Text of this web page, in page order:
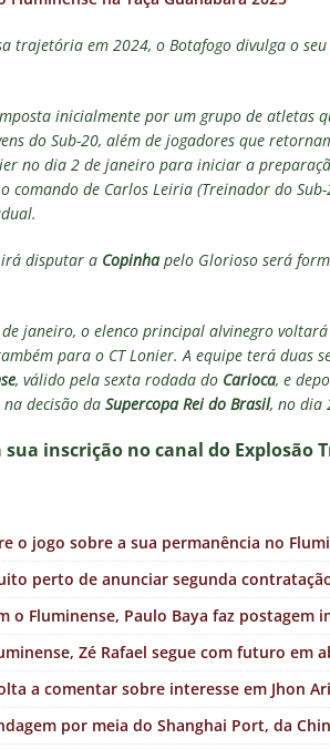
trajetória em 2024, o Botafogo divulga o
inicialmente por um grupo de atletas
do Sub-20, além de jogadores que
no dia 2 de janeiro para iniciar a
comando de Carlos Leiria (Treinador do
irá disputar a Copinhapelo Glorioso será
janeiro, o elenco principal alvinegro
para o CT Lonier. A equipe terá duas
, válido pela sexta rodada do Carioca, e
na decisão da Supercopa Rei do Brasil, no dia
sua inscrição no canal do Explosão
o jogo sobre a sua permanência no
perto de anunciar segunda
o Fluminense, Paulo Baya faz
Zé Rafael segue com futuro em
a comentar sobre interesse em Jhon
por meia do Shanghai Port, da